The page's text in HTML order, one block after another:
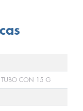
TUBO CON 15 G